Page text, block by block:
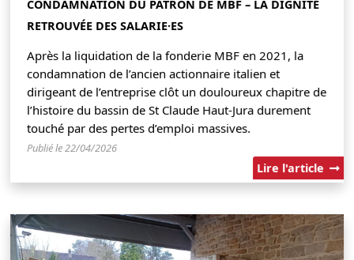
CONDAMNATION DU PATRON DE MBF – LA DIGNITÉ
RETROUVÉE DES SALARIE·ES
Après la liquidation de la fonderie MBF en 2021, la
condamnation de l’ancien actionnaire italien et
dirigeant de l’entreprise clôt un douloureux chapitre de
l’histoire du bassin de St Claude Haut-Jura durement
touché par des pertes d’emploi massives.
Publié le 22/04/2026
Lire l'article